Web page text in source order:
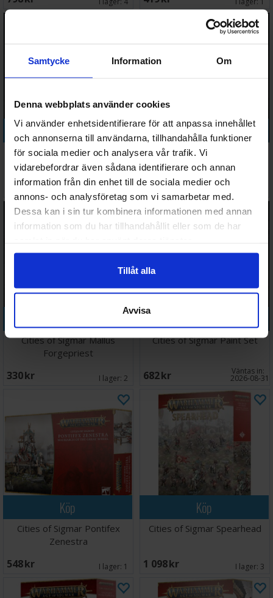
Samtycke Information Om
Denna webbplats använder cookies
Vi använder enhetsidentifierare för att anpassa innehållet
och annonserna till användarna, tillhandahålla funktioner
för sociala medier och analysera vår trafik. Vi
vidarebefordrar även sådana identifierare och annan
information från din enhet till de sociala medier och
annons- och analysföretag som vi samarbetar med.
Dessa kan i sin tur kombinera informationen med annan
information som du har tillhandahållit eller som de har
Tillåt alla
Avvisa
Köp
Cities of Sigmar Jorvan Kreel
Heir of
519 SEK Väntas in:
Köp
Cities of Sigmar Luminark of
Hysh
579 SEK
Cities of Sigmar Mallus
Forgepriest
330 SEK I lager: 2
Cities of Sigmar Paint Set
682 SEK Väntas in:
2026-08-31
Köp
Cities of Sigmar Pontifex
Zenestra
548 SEK I lager: 1
Köp
Cities of Sigmar Spearhead
1 098 SEK I lager: 3